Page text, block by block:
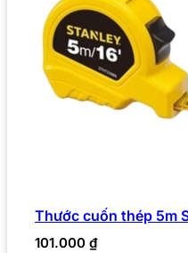
Thước cuốn thép 5m
101.000 ₫